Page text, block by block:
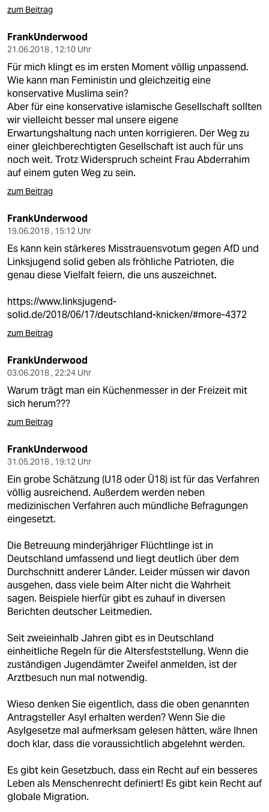
zum Beitrag
FrankUnderwood
21.06.2018 , 12:10 Uhr
Für mich klingt es im ersten Moment völlig unpassend.
Wie kann man Feministin und gleichzeitig eine
konservative Muslima sein?
Aber für eine konservative islamische Gesellschaft sollten
wir vielleicht besser mal unsere eigene
Erwartungshaltung nach unten korrigieren. Der Weg zu
einer gleichberechtigten Gesellschaft ist auch für uns
noch weit. Trotz Widerspruch scheint Frau Abderrahim
auf einem guten Weg zu sein.
zum Beitrag
FrankUnderwood
19.06.2018 , 15:12 Uhr
Es kann kein stärkeres Misstrauensvotum gegen AfD und
Linksjugend solid geben als fröhliche Patrioten, die
genau diese Vielfalt feiern, die uns auszeichnet.
https://www.linksjugend-
solid.de/2018/06/17/deutschland-knicken/#more-4372
zum Beitrag
FrankUnderwood
03.06.2018 , 22:24 Uhr
Warum trägt man ein Küchenmesser in der Freizeit mit
sich herum???
zum Beitrag
FrankUnderwood
31.05.2018 , 19:12 Uhr
Ein grobe Schätzung (U18 oder Ü18) ist für das Verfahren
völlig ausreichend. Außerdem werden neben
medizinischen Verfahren auch mündliche Befragungen
eingesetzt.
Die Betreuung minderjähriger Flüchtlinge ist in
Deutschland umfassend und liegt deutlich über dem
Durchschnitt anderer Länder. Leider müssen wir davon
ausgehen, dass viele beim Alter nicht die Wahrheit
sagen. Beispiele hierfür gibt es zuhauf in diversen
Berichten deutscher Leitmedien.
Seit zweieinhalb Jahren gibt es in Deutschland
einheitliche Regeln für die Altersfeststellung. Wenn die
zuständigen Jugendämter Zweifel anmelden, ist der
Arztbesuch nun mal notwendig.
Wieso denken Sie eigentlich, dass die oben genannten
Antragsteller Asyl erhalten werden? Wenn Sie die
Asylgesetze mal aufmerksam gelesen hätten, wäre Ihnen
doch klar, dass die voraussichtlich abgelehnt werden.
Es gibt kein Gesetzbuch, dass ein Recht auf ein besseres
Leben als Menschenrecht definiert! Es gibt kein Recht auf
globale Migration.